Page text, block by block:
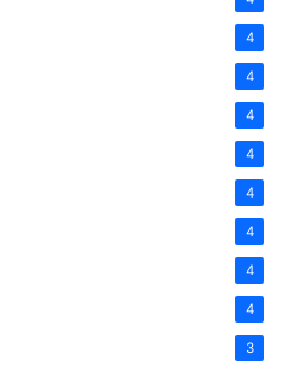
4
4
4
4
4
4
4
4
3